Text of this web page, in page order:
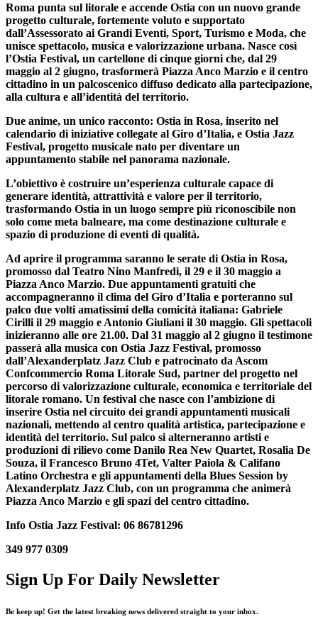
Roma punta sul litorale e accende Ostia con un nuovo grande
progetto culturale, fortemente voluto e supportato
dall’Assessorato ai Grandi Eventi, Sport, Turismo e Moda, che
unisce spettacolo, musica e valorizzazione urbana. Nasce così
l’Ostia Festival, un cartellone di cinque giorni che, dal 29
maggio al 2 giugno, trasformerà Piazza Anco Marzio e il centro
cittadino in un palcoscenico diffuso dedicato alla partecipazione,
alla cultura e all’identità del territorio.
Due anime, un unico racconto: Ostia in Rosa, inserito nel
calendario di iniziative collegate al Giro d’Italia, e Ostia Jazz
Festival, progetto musicale nato per diventare un
appuntamento stabile nel panorama nazionale.
L’obiettivo è costruire un’esperienza culturale capace di
generare identità, attrattività e valore per il territorio,
trasformando Ostia in un luogo sempre più riconoscibile non
solo come meta balneare, ma come destinazione culturale e
spazio di produzione di eventi di qualità.
Ad aprire il programma saranno le serate di Ostia in Rosa,
promosso dal Teatro Nino Manfredi, il 29 e il 30 maggio a
Piazza Anco Marzio. Due appuntamenti gratuiti che
accompagneranno il clima del Giro d’Italia e porteranno sul
palco due volti amatissimi della comicità italiana: Gabriele
Cirilli il 29 maggio e Antonio Giuliani il 30 maggio. Gli spettacoli
inizieranno alle ore 21.00. Dal 31 maggio al 2 giugno il testimone
passerà alla musica con Ostia Jazz Festival, promosso
dall’Alexanderplatz Jazz Club e patrocinato da Ascom
Confcommercio Roma Litorale Sud, partner del progetto nel
percorso di valorizzazione culturale, economica e territoriale del
litorale romano. Un festival che nasce con l’ambizione di
inserire Ostia nel circuito dei grandi appuntamenti musicali
nazionali, mettendo al centro qualità artistica, partecipazione e
identità del territorio. Sul palco si alterneranno artisti e
produzioni di rilievo come Danilo Rea New Quartet, Rosalia De
Souza, il Francesco Bruno 4Tet, Valter Paiola & Califano
Latino Orchestra e gli appuntamenti della Blues Session by
Alexanderplatz Jazz Club, con un programma che animerà
Piazza Anco Marzio e gli spazi del centro cittadino.
Info Ostia Jazz Festival: 06 86781296
349 977 0309
Sign Up For Daily Newsletter
Be keep up! Get the latest breaking news delivered straight to your inbox.